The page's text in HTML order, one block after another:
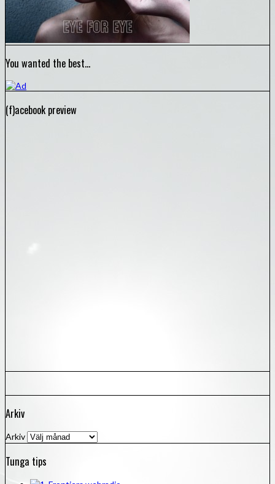
You wanted the best…
(f)acebook preview
Arkiv
Arkiv
Tunga tips